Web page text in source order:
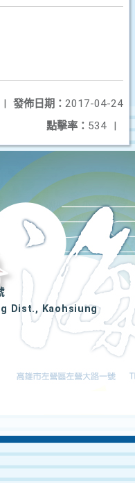
發佈日期： 2017-04-24
|
點擊率： 534 |
Dist., Kaohsiung